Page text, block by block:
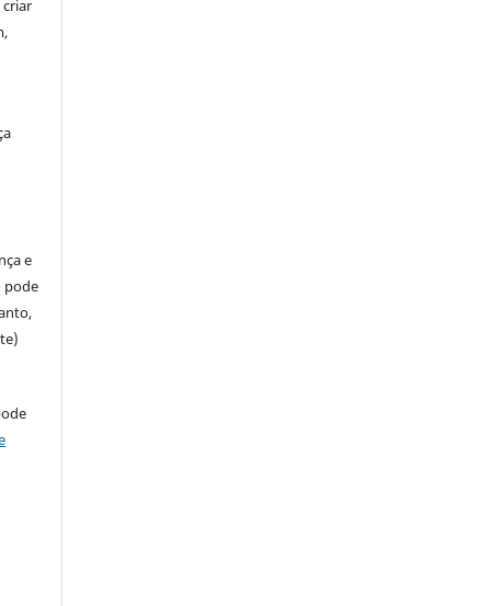
e
pode